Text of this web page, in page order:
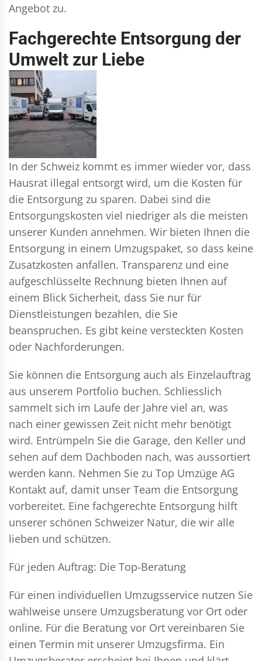
Angebot zu.
Fachgerechte Entsorgung der
Umwelt zur Liebe
In der Schweiz kommt es immer wieder vor, dass
Hausrat illegal entsorgt wird, um die Kosten für
die Entsorgung zu sparen. Dabei sind die
Entsorgungskosten viel niedriger als die meisten
unserer Kunden annehmen. Wir bieten Ihnen die
Entsorgung in einem Umzugspaket, so dass keine
Zusatzkosten anfallen. Transparenz und eine
aufgeschlüsselte Rechnung bieten Ihnen auf
einem Blick Sicherheit, dass Sie nur für
Dienstleistungen bezahlen, die Sie
beanspruchen. Es gibt keine versteckten Kosten
oder Nachforderungen.
Sie können die Entsorgung auch als Einzelauftrag
aus unserem Portfolio buchen. Schliesslich
sammelt sich im Laufe der Jahre viel an, was
nach einer gewissen Zeit nicht mehr benötigt
wird. Entrümpeln Sie die Garage, den Keller und
sehen auf dem Dachboden nach, was aussortiert
werden kann. Nehmen Sie zu Top Umzüge AG
Kontakt auf, damit unser Team die Entsorgung
vorbereitet. Eine fachgerechte Entsorgung hilft
unserer schönen Schweizer Natur, die wir alle
lieben und schützen.
Für jeden Auftrag: Die Top-Beratung
Für einen individuellen Umzugsservice nutzen Sie
wahlweise unsere Umzugsberatung vor Ort oder
online. Für die Beratung vor Ort vereinbaren Sie
einen Termin mit unserer Umzugsfirma. Ein